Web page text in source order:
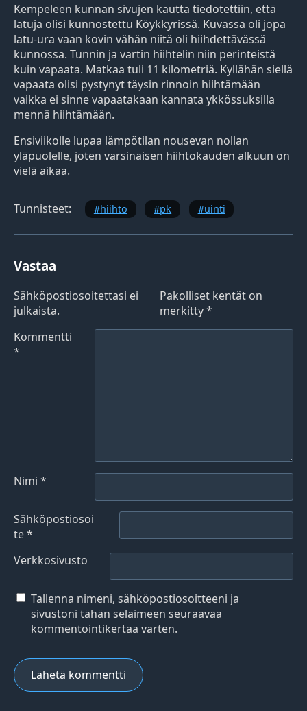
Kempeleen kunnan sivujen kautta tiedotettiin, että
latuja olisi kunnostettu Köykkyrissä. Kuvassa oli jopa
latu-ura vaan kovin vähän niitä oli hiihdettävässä
kunnossa. Tunnin ja vartin hiihtelin niin perinteistä
kuin vapaata. Matkaa tuli 11 kilometriä. Kyllähän siellä
vapaata olisi pystynyt täysin rinnoin hiihtämään
vaikka ei sinne vapaatakaan kannata ykkössuksilla
mennä hiihtämään.
Ensiviikolle lupaa lämpötilan nousevan nollan
yläpuolelle, joten varsinaisen hiihtokauden alkuun on
vielä aikaa.
Tunnisteet: hiihto pk uinti
Vastaa
Sähköpostiosoitettasi ei
julkaista.
Pakolliset kentät on
merkitty*
Kommentti
*
Nimi *
Sähköpostiosoi
te*
Verkkosivusto
Tallenna nimeni, sähköpostiosoitteeni ja
sivustoni tähän selaimeen seuraavaa
kommentointikertaa varten.